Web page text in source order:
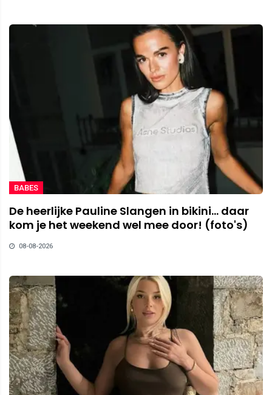
BABES
De heerlijke Pauline Slangen in bikini... daar
kom je het weekend wel mee door! (foto's)
08-08-2026